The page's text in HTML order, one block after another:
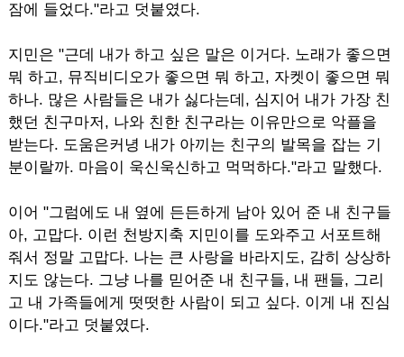
잠에 들었다."라고 덧붙였다.
지민은 "근데 내가 하고 싶은 말은 이거다. 노래가 좋으면
뭐 하고, 뮤직비디오가 좋으면 뭐 하고, 자켓이 좋으면 뭐
하나. 많은 사람들은 내가 싫다는데, 심지어 내가 가장 친
했던 친구마저, 나와 친한 친구라는 이유만으로 악플을
받는다. 도움은커녕 내가 아끼는 친구의 발목을 잡는 기
분이랄까. 마음이 욱신욱신하고 먹먹하다."라고 말했다.
이어 "그럼에도 내 옆에 든든하게 남아 있어 준 내 친구들
아, 고맙다. 이런 천방지축 지민이를 도와주고 서포트해
줘서 정말 고맙다. 나는 큰 사랑을 바라지도, 감히 상상하
지도 않는다. 그냥 나를 믿어준 내 친구들, 내 팬들, 그리
고 내 가족들에게 떳떳한 사람이 되고 싶다. 이게 내 진심
이다."라고 덧붙였다.